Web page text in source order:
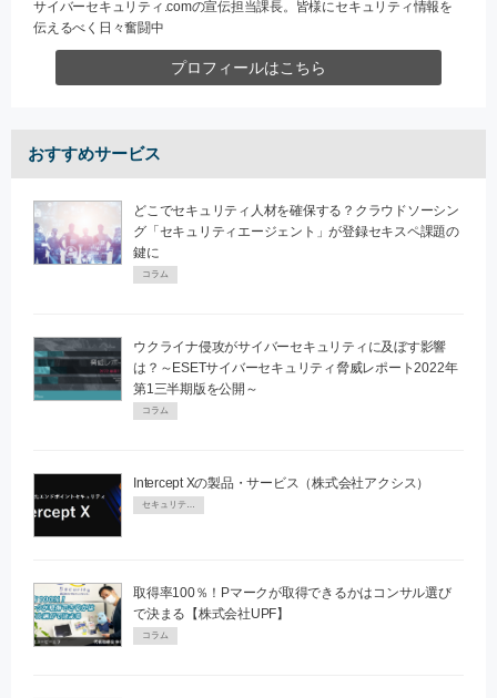
サイバーセキュリティ.comの宣伝担当課長。皆様にセキュリティ情報を
伝えるべく日々奮闘中
プロフィールはこちら
おすすめサービス
どこでセキュリティ人材を確保する？クラウドソーシン
グ「セキュリティエージェント」が登録セキスペ課題の
鍵に
コラム
ウクライナ侵攻がサイバーセキュリティに及ぼす影響
は？～ESETサイバーセキュリティ脅威レポート2022年
第1三半期版を公開～
コラム
Intercept Xの製品・サービス（株式会社アクシス）
セキュリティPR
取得率100％！Pマークが取得できるかはコンサル選び
で決まる【株式会社UPF】
コラム